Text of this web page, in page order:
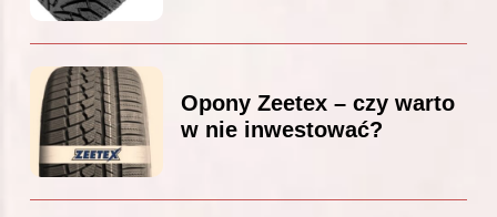
Opony Zeetex – czy warto
w nie inwestować?